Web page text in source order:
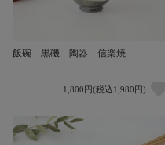
飯碗 黒磯 陶器 信楽焼
1,800円(税込1,980円)